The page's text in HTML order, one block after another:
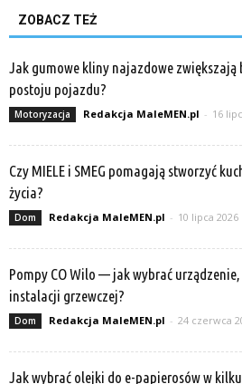
ZOBACZ TEŻ
Jak gumowe kliny najazdowe zwiększają
postoju pojazdu?
Motoryzacja Redakcja MaleMEN.pl - 16
Czy MIELE i SMEG pomagają stworzyć
życia?
Dom Redakcja MaleMEN.pl - 10 lipca 2026
Pompy CO Wilo — jak wybrać
instalacji grzewczej?
Dom Redakcja MaleMEN.pl - 24 czerwca
Jak wybrać olejki do e-papierosów w